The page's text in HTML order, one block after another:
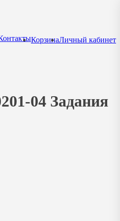
КорзинаЛичный кабинет
04 Задания